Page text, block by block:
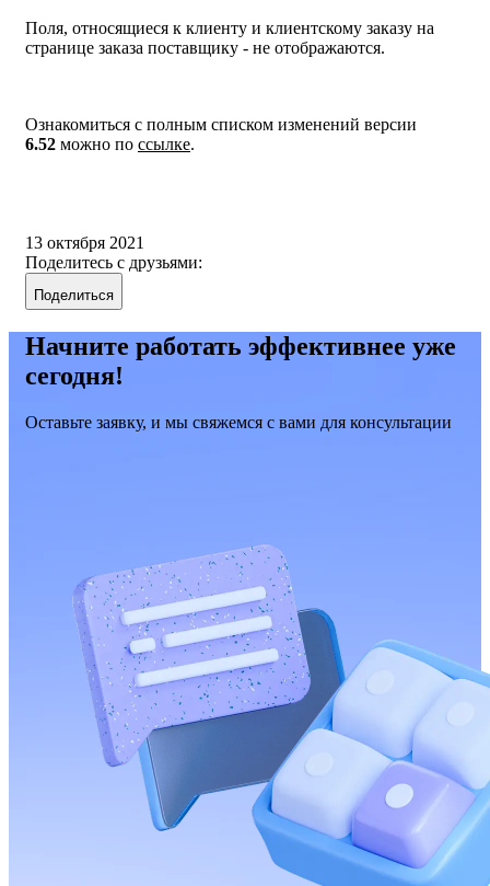
Поля, относящиеся к клиенту и клиентскому заказу на
странице заказа поставщику - не отображаются.
Ознакомиться с полным списком изменений версии
6.52 можно по ссылке.
13 октября 2021
Поделитесь с друзьями:
Поделиться
Начните работать эффективнее уже
сегодня!
Оставьте заявку, и мы свяжемся с вами для консультации